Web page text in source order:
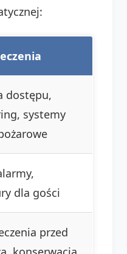
dostępu,
systemy
dla gości
przed